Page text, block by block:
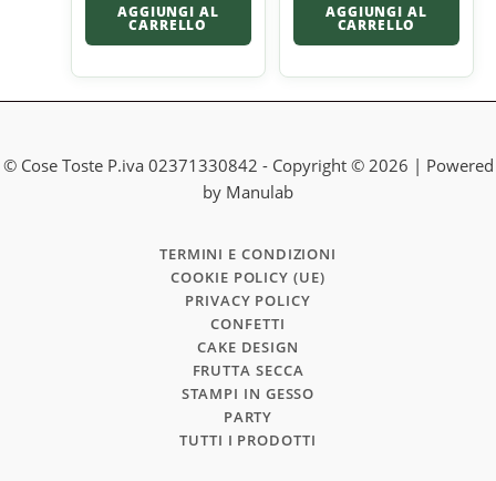
AGGIUNGI AL
CARRELLO
AGGIUNGI AL
CARRELLO
© Cose Toste P.iva 02371330842 - Copyright © 2026 | Powered
by Manulab
TERMINI E CONDIZIONI
COOKIE POLICY (UE)
PRIVACY POLICY
CONFETTI
CAKE DESIGN
FRUTTA SECCA
STAMPI IN GESSO
PARTY
TUTTI I PRODOTTI